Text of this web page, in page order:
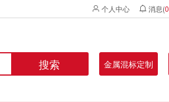
个人中心 消息(0
搜索 金属混标定制